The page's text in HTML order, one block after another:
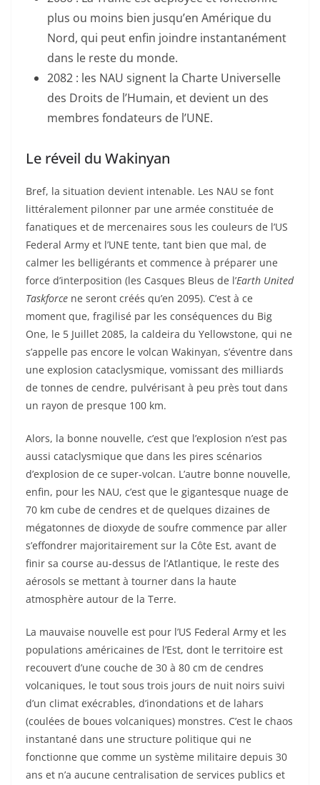
plus ou moins bien jusqu’en Amérique du
Nord, qui peut enfin joindre instantanément
dans le reste du monde.
2082 : les NAU signent la Charte Universelle
des Droits de l’Humain, et devient un des
membres fondateurs de l’UNE.
Le réveil du Wakinyan
Bref, la situation devient intenable. Les NAU se font
littéralement pilonner par une armée constituée de
fanatiques et de mercenaires sous les couleurs de l’US
Federal Army et l’UNE tente, tant bien que mal, de
calmer les belligérants et commence à préparer une
force d’interposition (les Casques Bleus de l’Earth United
Taskforce ne seront créés qu’en 2095). C’est à ce
moment que, fragilisé par les conséquences du Big
One, le 5 Juillet 2085, la caldeira du Yellowstone, qui ne
s’appelle pas encore le volcan Wakinyan, s’éventre dans
une explosion cataclysmique, vomissant des milliards
de tonnes de cendre, pulvérisant à peu près tout dans
un rayon de presque 100 km.
Alors, la bonne nouvelle, c’est que l’explosion n’est pas
aussi cataclysmique que dans les pires scénarios
d’explosion de ce super-volcan. L’autre bonne nouvelle,
enfin, pour les NAU, c’est que le gigantesque nuage de
70 km cube de cendres et de quelques dizaines de
mégatonnes de dioxyde de soufre commence par aller
s’effondrer majoritairement sur la Côte Est, avant de
finir sa course au-dessus de l’Atlantique, le reste des
aérosols se mettant à tourner dans la haute
atmosphère autour de la Terre.
La mauvaise nouvelle est pour l’US Federal Army et les
populations américaines de l’Est, dont le territoire est
recouvert d’une couche de 30 à 80 cm de cendres
volcaniques, le tout sous trois jours de nuit noirs suivi
d’un climat exécrables, d’inondations et de lahars
(coulées de boues volcaniques) monstres. C’est le chaos
instantané dans une structure politique qui ne
fonctionne que comme un système militaire depuis 30
ans et n’a aucune centralisation de services publics et